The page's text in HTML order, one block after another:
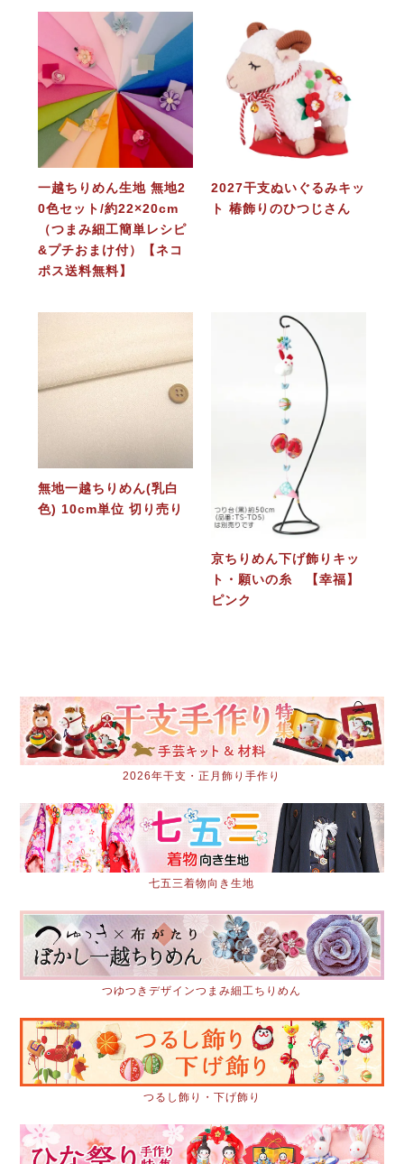
一越ちりめん生地 無地2
0色セット/約22×20cm
（つまみ細工簡単レシピ
&プチおまけ付）【ネコ
ポス送料無料】
2027干支ぬいぐるみキッ
ト 椿飾りのひつじさん
無地一越ちりめん(乳白
色) 10cm単位 切り売り
京ちりめん下げ飾りキッ
ト・願いの糸 【幸福】
ピンク
2026年干支・正月飾り手作り
七五三着物向き生地
つゆつきデザインつまみ細工ちりめん
つるし飾り・下げ飾り